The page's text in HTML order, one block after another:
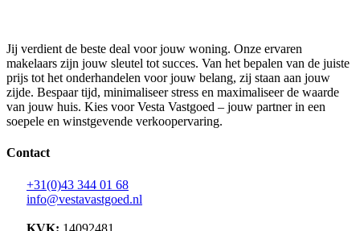
Jij verdient de beste deal voor jouw woning. Onze ervaren
makelaars zijn jouw sleutel tot succes. Van het bepalen van de juiste
prijs tot het onderhandelen voor jouw belang, zij staan aan jouw
zijde. Bespaar tijd, minimaliseer stress en maximaliseer de waarde
van jouw huis. Kies voor Vesta Vastgoed – jouw partner in een
soepele en winstgevende verkoopervaring.
Contact
+31(0)43 344 01 68
info@vestavastgoed.nl
KVK: 14092481